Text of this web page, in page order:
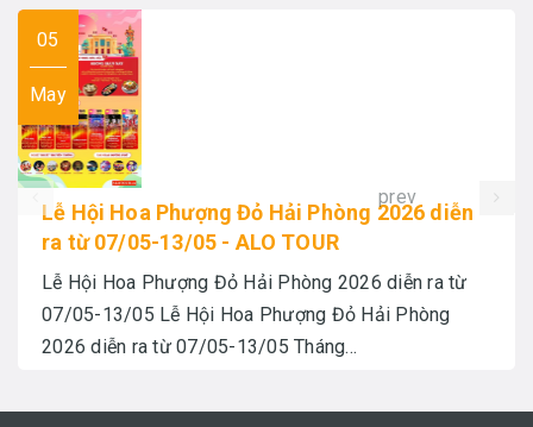
05
May
Lễ Hội Hoa Phượng Đỏ Hải Phòng 2026 diễn
ra từ 07/05-13/05 - ALO TOUR
Lễ Hội Hoa Phượng Đỏ Hải Phòng 2026 diễn ra từ
07/05-13/05 Lễ Hội Hoa Phượng Đỏ Hải Phòng
2026 diễn ra từ 07/05-13/05 Tháng...
prev